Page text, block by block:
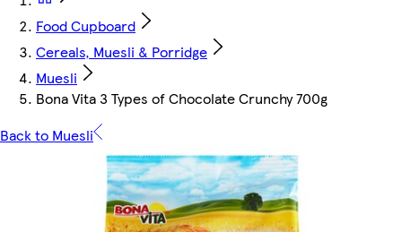
Food Cupboard
Cereals, Muesli & Porridge
Muesli
Bona Vita 3 Types of Chocolate Crunchy 700g
Back to Muesli